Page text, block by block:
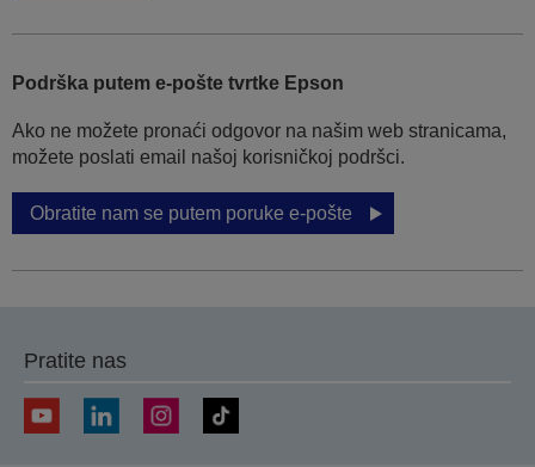
Podrška putem e-pošte tvrtke Epson
Ako ne možete pronaći odgovor na našim web stranicama,
možete poslati email našoj korisničkoj podršci.
Obratite nam se putem poruke e-pošte
Pratite nas